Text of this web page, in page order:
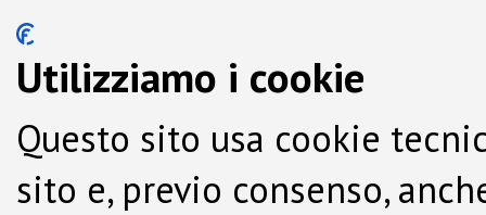
Utilizziamo i cookie
Questo sito usa cookie
sito e, previo consenso,